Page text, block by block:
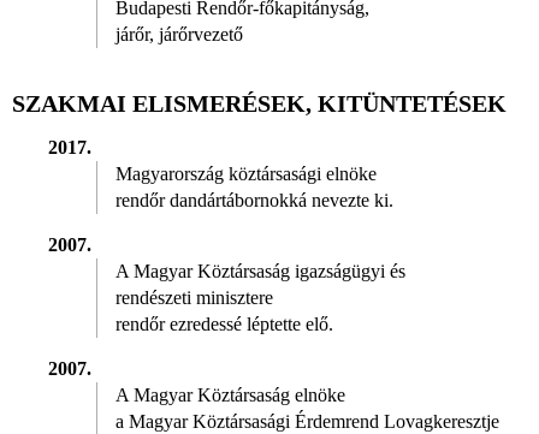
Budapesti Rendőr-főkapitányság,
járőr, járőrvezető
SZAKMAI ELISMERÉSEK, KITÜNTETÉSEK
2017.
Magyarország köztársasági elnöke
rendőr dandártábornokká nevezte ki.
2007.
A Magyar Köztársaság igazságügyi és
rendészeti minisztere
rendőr ezredessé léptette elő.
2007.
A Magyar Köztársaság elnöke
a Magyar Köztársasági Érdemrend Lovagkeresztje